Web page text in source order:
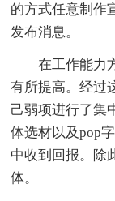
的方式任意制作
发布消息。
在工作能力方
有所提高。经过
己弱项进行了集
体选材以及pop
中收到回报。除
体。